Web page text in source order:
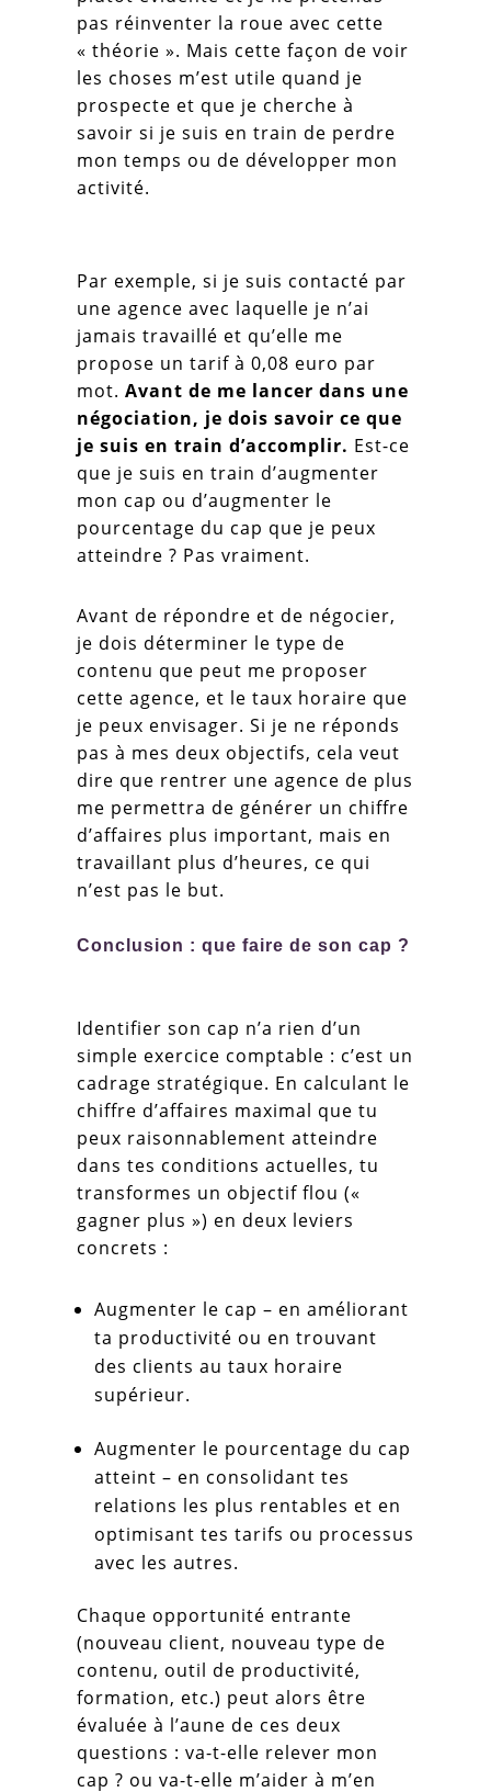
pas réinventer la roue avec cette
« théorie ». Mais cette façon de voir
les choses m’est utile quand je
prospecte et que je cherche à
savoir si je suis en train de perdre
mon temps ou de développer mon
activité.
Par exemple, si je suis contacté par
une agence avec laquelle je n’ai
jamais travaillé et qu’elle me
propose un tarif à 0,08 euro par
mot. Avant de me lancer dans une
négociation, je dois savoir ce que
je suis en train d’accomplir. Est-ce
que je suis en train d’augmenter
mon cap ou d’augmenter le
pourcentage du cap que je peux
atteindre ? Pas vraiment.
Avant de répondre et de négocier,
je dois déterminer le type de
contenu que peut me proposer
cette agence, et le taux horaire que
je peux envisager. Si je ne réponds
pas à mes deux objectifs, cela veut
dire que rentrer une agence de plus
me permettra de générer un chiffre
d’affaires plus important, mais en
travaillant plus d’heures, ce qui
n’est pas le but.
Conclusion : que faire de son cap ?
Identifier son cap n’a rien d’un
simple exercice comptable : c’est un
cadrage stratégique. En calculant le
chiffre d’affaires maximal que tu
peux raisonnablement atteindre
dans tes conditions actuelles, tu
transformes un objectif flou («
gagner plus ») en deux leviers
concrets :
Augmenter le cap – en améliorant
ta productivité ou en trouvant
des clients au taux horaire
supérieur.
Augmenter le pourcentage du cap
atteint – en consolidant tes
relations les plus rentables et en
optimisant tes tarifs ou processus
avec les autres.
Chaque opportunité entrante
(nouveau client, nouveau type de
contenu, outil de productivité,
formation, etc.) peut alors être
évaluée à l’aune de ces deux
questions : va-t-elle relever mon
cap ? ou va-t-elle m’aider à m’en